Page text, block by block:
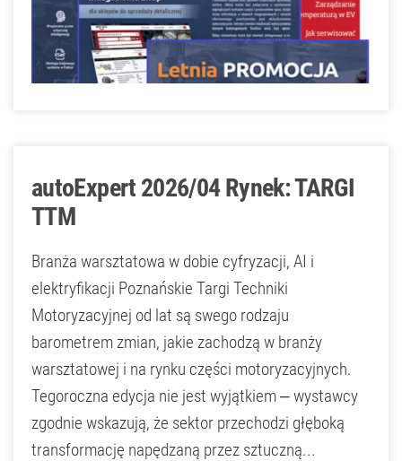
autoExpert 2026/04 Rynek: TARGI
TTM
Branża warsztatowa w dobie cyfryzacji, AI i
elektryfikacji Poznańskie Targi Techniki
Motoryzacyjnej od lat są swego rodzaju
barometrem zmian, jakie zachodzą w branży
warsztatowej i na rynku części motoryzacyjnych.
Tegoroczna edycja nie jest wyjątkiem – wystawcy
zgodnie wskazują, że sektor przechodzi głęboką
transformację napędzaną przez sztuczną...